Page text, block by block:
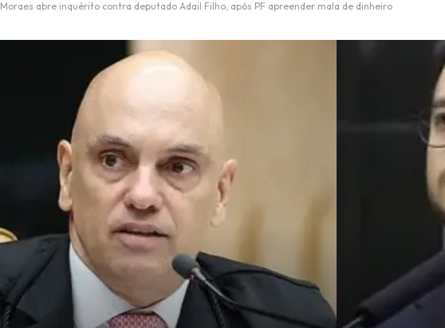
Moraes abre inquérito contra deputado Adail Filho, após PF apreender mala de dinheiro